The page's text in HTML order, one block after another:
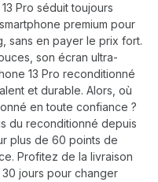
Pro séduit toujours
premium pour
sans en payer le prix fort.
son écran ultra-
13 Pro reconditionné
et durable. Alors, où
en toute confiance ?
du reconditionné depuis
plus de 60 points de
Profitez de la livraison
jours pour changer